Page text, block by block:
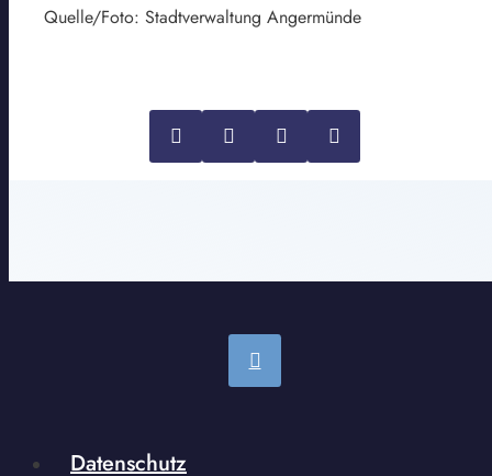
Quelle/Foto: Stadtverwaltung Angermünde
Datenschutz